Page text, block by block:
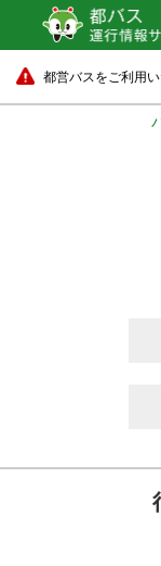
都営バスをご利用